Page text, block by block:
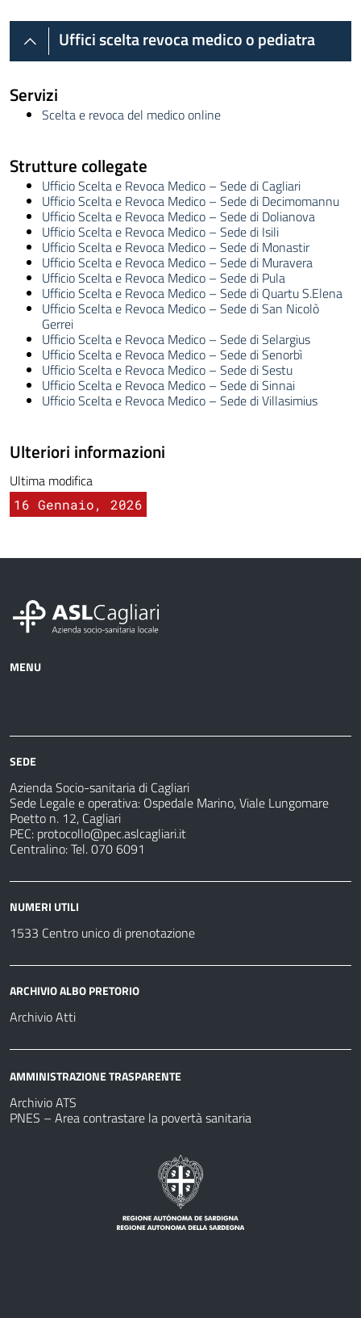
Uffici scelta revoca medico o pediatra
Servizi
Scelta e revoca del medico online
Strutture collegate
Ufficio Scelta e Revoca Medico – Sede di Cagliari
Ufficio Scelta e Revoca Medico – Sede di Decimomannu
Ufficio Scelta e Revoca Medico – Sede di Dolianova
Ufficio Scelta e Revoca Medico – Sede di Isili
Ufficio Scelta e Revoca Medico – Sede di Monastir
Ufficio Scelta e Revoca Medico – Sede di Muravera
Ufficio Scelta e Revoca Medico – Sede di Pula
Ufficio Scelta e Revoca Medico – Sede di Quartu S.Elena
Ufficio Scelta e Revoca Medico – Sede di San Nicolò
Gerrei
Ufficio Scelta e Revoca Medico – Sede di Selargius
Ufficio Scelta e Revoca Medico – Sede di Senorbì
Ufficio Scelta e Revoca Medico – Sede di Sestu
Ufficio Scelta e Revoca Medico – Sede di Sinnai
Ufficio Scelta e Revoca Medico – Sede di Villasimius
Ulteriori informazioni
Ultima modifica
16 Gennaio, 2026
MENU
sanitarie
fare
SEDE
Azienda Socio-sanitaria di Cagliari
Sede Legale e operativa: Ospedale Marino, Viale Lungomare
Poetto n. 12, Cagliari
PEC: protocollo@pec.aslcagliari.it
Centralino: Tel. 070 6091
NUMERI UTILI
1533 Centro unico di prenotazione
ARCHIVIO ALBO PRETORIO
Archivio Atti
AMMINISTRAZIONE TRASPARENTE
Archivio ATS
PNES – Area contrastare la povertà sanitaria